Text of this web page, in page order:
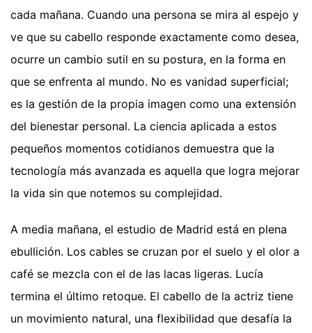
cada mañana. Cuando una persona se mira al espejo y
ve que su cabello responde exactamente como desea,
ocurre un cambio sutil en su postura, en la forma en
que se enfrenta al mundo. No es vanidad superficial;
es la gestión de la propia imagen como una extensión
del bienestar personal. La ciencia aplicada a estos
pequeños momentos cotidianos demuestra que la
tecnología más avanzada es aquella que logra mejorar
la vida sin que notemos su complejidad.
A media mañana, el estudio de Madrid está en plena
ebullición. Los cables se cruzan por el suelo y el olor a
café se mezcla con el de las lacas ligeras. Lucía
termina el último retoque. El cabello de la actriz tiene
un movimiento natural, una flexibilidad que desafía la